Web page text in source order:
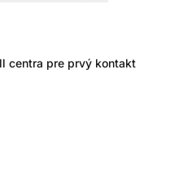
centra pre prvý kontakt